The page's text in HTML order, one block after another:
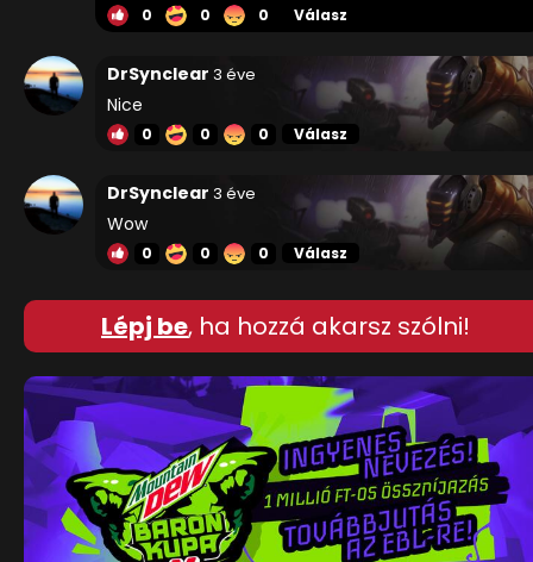
0 0 0 Válasz
DrSynclear 3 éve
Nice
0 0 0 Válasz
DrSynclear 3 éve
Wow
0 0 0 Válasz
Lépj be, ha hozzá akarsz szólni!